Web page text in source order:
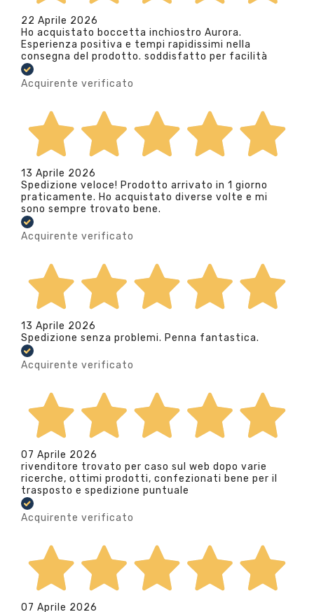
22 Aprile 2026
Ho acquistato boccetta inchiostro Aurora.
Esperienza positiva e tempi rapidissimi nella
consegna del prodotto. soddisfatto per facilità
Acquirente verificato
13 Aprile 2026
Spedizione veloce! Prodotto arrivato in 1 giorno
praticamente. Ho acquistato diverse volte e mi
sono sempre trovato bene.
Acquirente verificato
13 Aprile 2026
Spedizione senza problemi. Penna fantastica.
Acquirente verificato
07 Aprile 2026
rivenditore trovato per caso sul web dopo varie
ricerche, ottimi prodotti, confezionati bene per il
trasposto e spedizione puntuale
Acquirente verificato
07 Aprile 2026